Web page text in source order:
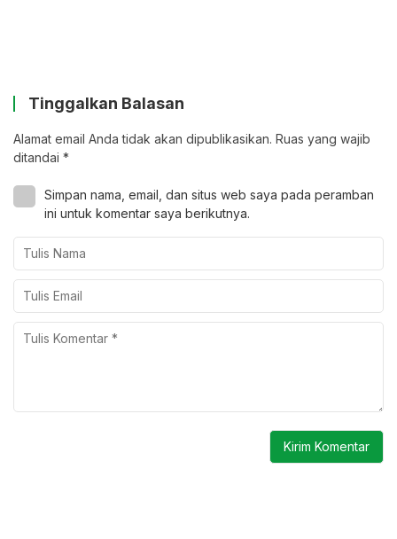
Tinggalkan Balasan
Alamat email Anda tidak akan dipublikasikan. Ruas yang wajib
ditandai *
Simpan nama, email, dan situs web saya pada peramban
ini untuk komentar saya berikutnya.